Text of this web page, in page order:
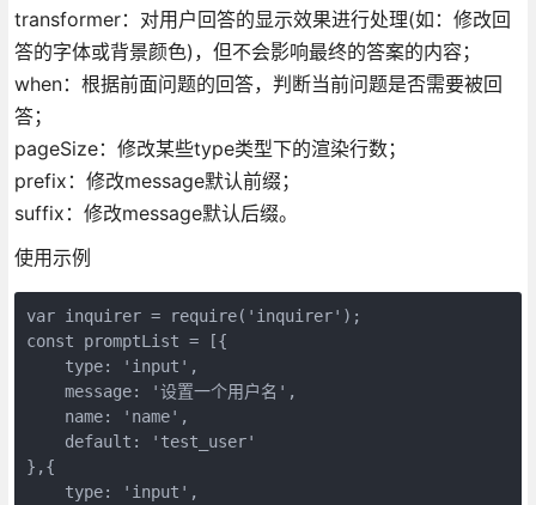
transformer：对用户回答的显示效果进行处理(如：修改回
答的字体或背景颜色)，但不会影响最终的答案的内容；
when：根据前面问题的回答，判断当前问题是否需要被回
答；
pageSize：修改某些type类型下的渲染行数；
prefix：修改message默认前缀；
suffix：修改message默认后缀。
使用示例
var inquirer = require('inquirer');
const promptList = [{
    type: 'input',
    message: '设置一个用户名',
    name: 'name',
    default: 'test_user'
},{
    type: 'input',